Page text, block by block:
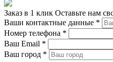
Заказ в 1 клик Оставьте нам
Ваши контактные данные *
Номер телефона *
Ваш Email *
Ваш город *